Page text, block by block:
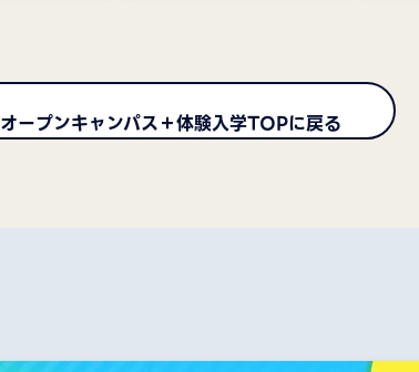
オープンキャンパス＋体験入学TOPに戻る